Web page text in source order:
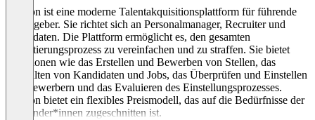
Jobylon ist eine moderne Talentakquisitionsplattform für führende
Arbeitgeber. Sie richtet sich an Personalmanager, Recruiter und
Kandidaten. Die Plattform ermöglicht es, den gesamten
Rekrutierungsprozess zu vereinfachen und zu straffen. Sie bietet
Funktionen wie das Erstellen und Bewerben von Stellen, das
Verwalten von Kandidaten und Jobs, das Überprüfen und Einstellen
von Bewerbern und das Evaluieren des Einstellungsprozesses.
Jobylon bietet ein flexibles Preismodell, das auf die Bedürfnisse der
Anwender*innen zugeschnitten ist.